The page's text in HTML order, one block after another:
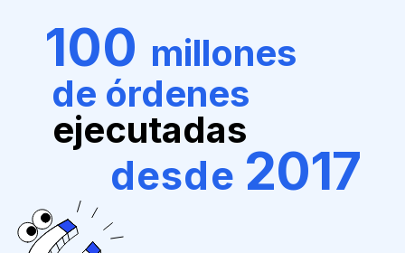
100 millones
de órdenes
ejecutadas
desde 2017